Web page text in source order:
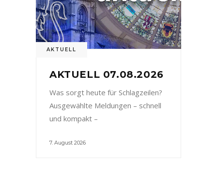
AKTUELL
AKTUELL 07.08.2026
Was sorgt heute für Schlagzeilen?
Ausgewählte Meldungen – schnell
und kompakt –
7. August 2026